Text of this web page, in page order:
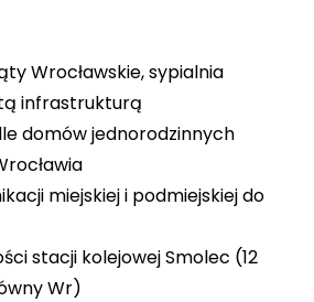
Wrocławskie, sypialnia
infrastrukturą
domów jednorodzinnych
miejskiej i podmiejskiej do
stacji kolejowej Smolec (12
Wr)